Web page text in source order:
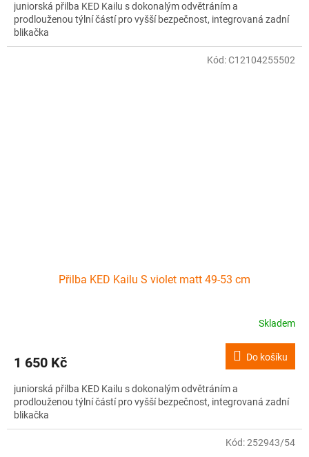
juniorská přilba KED Kailu s dokonalým odvětráním a
prodlouženou týlní částí pro vyšší bezpečnost, integrovaná zadní
blikačka
Přilba KED Kailu S violet matt 49-53 cm
Skladem
1 650 Kč Do košíku
juniorská přilba KED Kailu s dokonalým odvětráním a
prodlouženou týlní částí pro vyšší bezpečnost, integrovaná zadní
blikačka
Kód:C12104255502
Kód:252943/54